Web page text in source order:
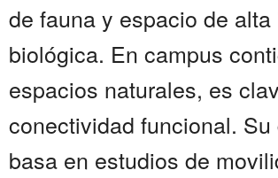
de fauna y espacio de
biológica. En campus
espacios naturales, es
conectividad funcional.
basa en estudios de